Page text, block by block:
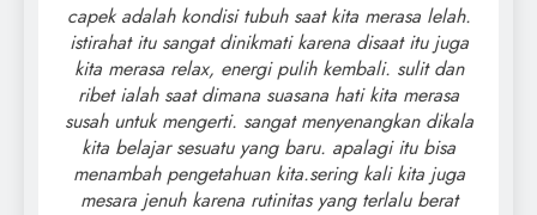
capek adalah kondisi tubuh saat kita merasa lelah.
istirahat itu sangat dinikmati karena disaat itu juga
kita merasa relax, energi pulih kembali. sulit dan
ribet ialah saat dimana suasana hati kita merasa
susah untuk mengerti. sangat menyenangkan dikala
kita belajar sesuatu yang baru. apalagi itu bisa
menambah pengetahuan kita.sering kali kita juga
mesara jenuh karena rutinitas yang terlalu berat